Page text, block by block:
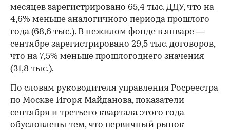
месяцев зарегистрировано 65,4 тыс. ДДУ, что на
4,6% меньше аналогичного периода прошлого
года (68,6 тыс.). В нежилом фонде в январе —
сентябре зарегистрировано 29,5 тыс. договоров,
что на 7,5% меньше прошлогоднего значения
(31,8 тыс.).
По словам руководителя управления Росреестра
по Москве Игоря Майданова, показатели
сентября и третьего квартала этого года
обусловлены тем, что первичный рынок